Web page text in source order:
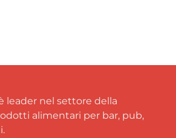
leader nel settore della
alimentari per bar, pub,